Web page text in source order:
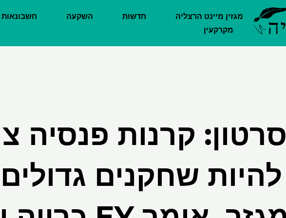
מגזין מיינט הרצליה חדשות השקעה
חשבונאות
מקרקעין
סרטון: קרנות פנסיה
להיות שחקנים